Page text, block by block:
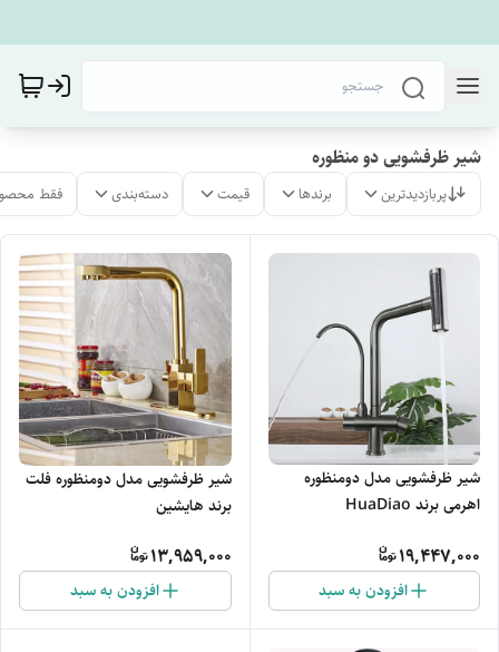
شیر ظرفشویی دو منظوره
پربازدیدترین برندها قیمت دسته‌بندی فقط
شیر ظرفشویی مدل دومنظوره
اهرمی برند HuaDiao
19,447,000
افزودن به سبد
شیر ظرفشویی مدل دومنظوره فلت
برند هایشین
13,959,000
افزودن به سبد